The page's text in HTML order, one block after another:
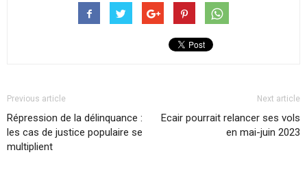
Previous article
Répression de la délinquance :
les cas de justice populaire se
multiplient
Next article
Ecair pourrait relancer ses vols
en mai-juin 2023